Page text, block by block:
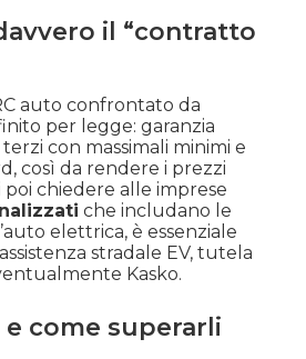
il “contratto
auto confrontato da
per legge: garanzia
con massimali minimi e
così da rendere i prezzi
poi chiedere alle imprese
che includano le
elettrica, è essenziale
stradale EV, tutela
Kasko.
come superarli